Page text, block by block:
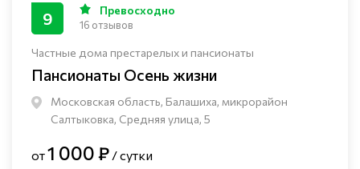
Частные дома престарелых и пансионаты
Пансионаты Осень жизни
Московская область, Балашиха, микрорайон
Салтыковка, Средняя улица, 5
9 Превосходно
16 отзывов
от1 000 ₽ / сутки